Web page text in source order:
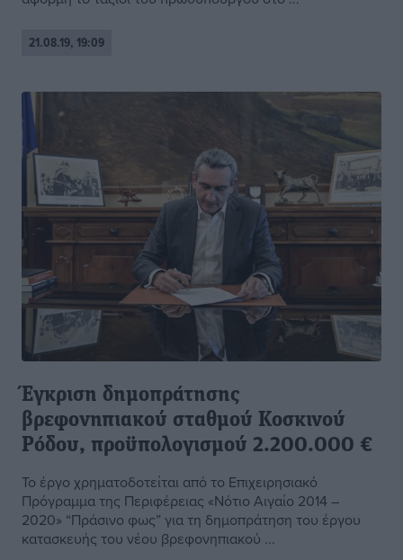
21.08.19, 19:09
Έγκριση δημοπράτησης
βρεφονηπιακού σταθμού Κοσκινού
Ρόδου, προϋπολογισμού 2.200.000 €
Το έργο χρηματοδοτείται από το Επιχειρησιακό
Πρόγραμμα της Περιφέρειας «Νότιο Αιγαίο 2014 –
2020» “Πράσινο φως” για τη δημοπράτηση του έργου
κατασκευής του νέου βρεφονηπιακού ...